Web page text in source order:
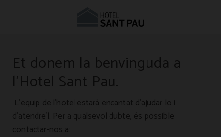
Et donem la benvinguda a
l’Hotel Sant Pau.
L’equip de l’hotel estarà encantat d’ajudar-lo i
d’atendre’l. Per a qualsevol dubte, és possible
contactar-nos a: